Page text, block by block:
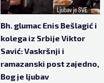
Bh. glumac Enis Bešlagić i
kolega iz Srbije Viktor
Savić: Vaskršnji i
ramazanski post zajedno,
Bog je ljubav